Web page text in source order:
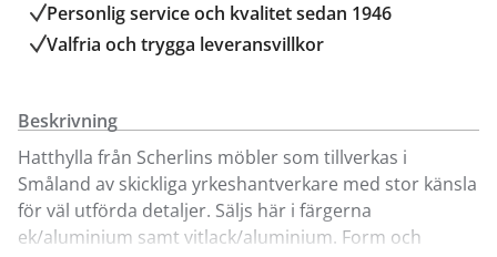
Personlig service och kvalitet sedan 1946
Valfria och trygga leveransvillkor
Beskrivning
Hatthylla från Scherlins möbler som tillverkas i
Småland av skickliga yrkeshantverkare med stor känsla
för väl utförda detaljer. Säljs här i färgerna
ek/aluminium samt vitlack/aluminium. Form och